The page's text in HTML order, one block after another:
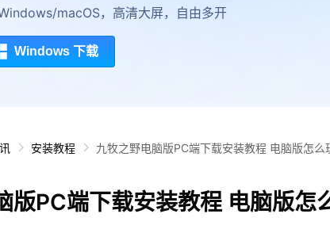
macOS，高清大屏，自由多开
Windows 下载
安装教程 九牧之野电脑版PC端下载安装教程 电脑版怎么
版PC端下载安装教程 电脑版怎